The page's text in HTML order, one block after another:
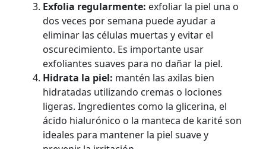
Exfolia regularmente: exfoliar la piel una o
dos veces por semana puede ayudar a
eliminar las células muertas y evitar el
oscurecimiento. Es importante usar
exfoliantes suaves para no dañar la piel.
Hidrata la piel: mantén las axilas bien
hidratadas utilizando cremas o lociones
ligeras. Ingredientes como la glicerina, el
ácido hialurónico o la manteca de karité son
ideales para mantener la piel suave y